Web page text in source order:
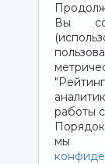
Вы
работы
мы
с